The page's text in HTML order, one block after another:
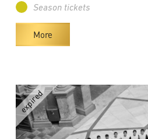
Season tickets
More